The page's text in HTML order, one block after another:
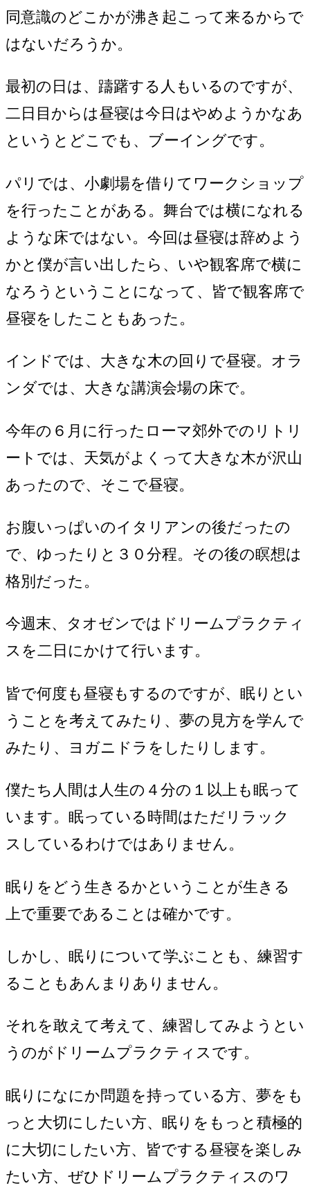
同意識のどこかが沸き起こって来るからで
はないだろうか。
最初の日は、躊躇する人もいるのですが、
二日目からは昼寝は今日はやめようかなあ
というとどこでも、ブーイングです。
パリでは、小劇場を借りてワークショップ
を行ったことがある。舞台では横になれる
ような床ではない。今回は昼寝は辞めよう
かと僕が言い出したら、いや観客席で横に
なろうということになって、皆で観客席で
昼寝をしたこともあった。
インドでは、大きな木の回りで昼寝。オラ
ンダでは、大きな講演会場の床で。
今年の６月に行ったローマ郊外でのリトリ
ートでは、天気がよくって大きな木が沢山
あったので、そこで昼寝。
お腹いっぱいのイタリアンの後だったの
で、ゆったりと３０分程。その後の瞑想は
格別だった。
今週末、タオゼンではドリームプラクティ
スを二日にかけて行います。
皆で何度も昼寝もするのですが、眠りとい
うことを考えてみたり、夢の見方を学んで
みたり、ヨガニドラをしたりします。
僕たち人間は人生の４分の１以上も眠って
います。眠っている時間はただリラック
スしているわけではありません。
眠りをどう生きるかということが生きる
上で重要であることは確かです。
しかし、眠りについて学ぶことも、練習す
ることもあんまりありません。
それを敢えて考えて、練習してみようとい
うのがドリームプラクティスです。
眠りになにか問題を持っている方、夢をも
っと大切にしたい方、眠りをもっと積極的
に大切にしたい方、皆でする昼寝を楽しみ
たい方、ぜひドリームプラクティスのワ